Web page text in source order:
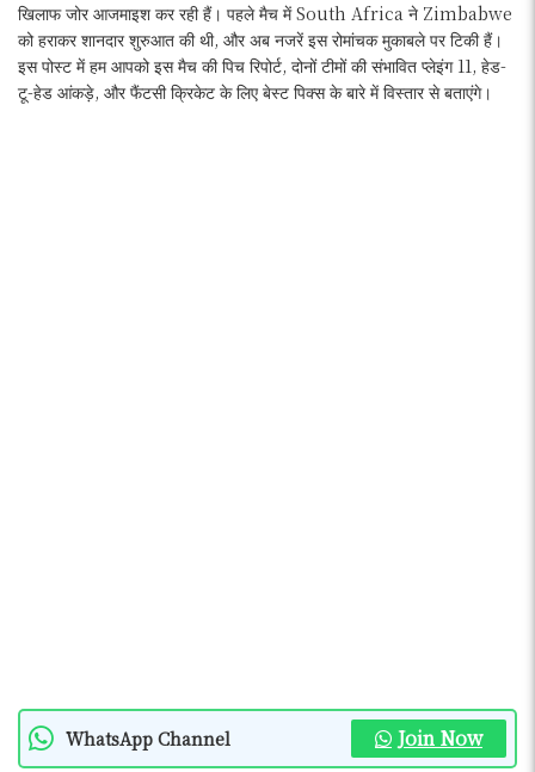
खिलाफ जोर आजमाइश कर रही हैं। पहले मैच में South Africa ने Zimbabwe
को हराकर शानदार शुरुआत की थी, और अब नजरें इस रोमांचक मुकाबले पर टिकी हैं।
इस पोस्ट में हम आपको इस मैच की पिच रिपोर्ट, दोनों टीमों की संभावित प्लेइंग 11, हेड-
टू-हेड आंकड़े, और फैंटसी क्रिकेट के लिए बेस्ट पिक्स के बारे में विस्तार से बताएंगे।
WhatsApp Channel Join Now